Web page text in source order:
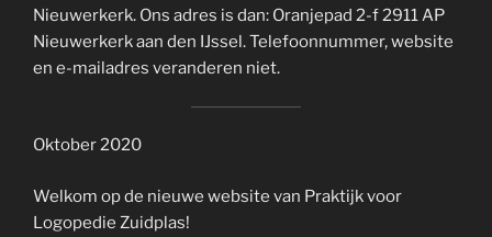
Nieuwerkerk. Ons adres is dan: Oranjepad 2-f 2911 AP
Nieuwerkerk aan den IJssel. Telefoonnummer, website
en e-mailadres veranderen niet.
Oktober 2020
Welkom op de nieuwe website van Praktijk voor
Logopedie Zuidplas!